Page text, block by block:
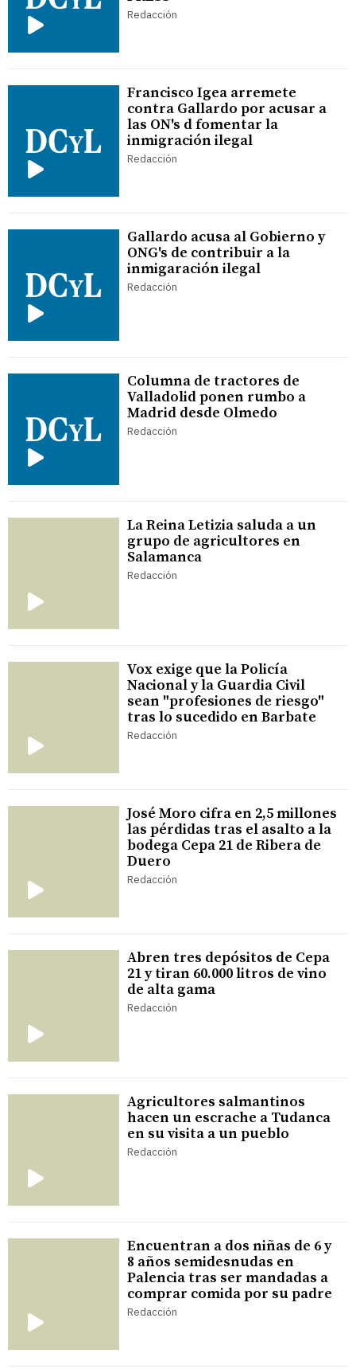
Redacción
Francisco Igea arremete
contra Gallardo por acusar a
las ON's d fomentar la
inmigración ilegal
Redacción
Gallardo acusa al Gobierno y
ONG's de contribuir a la
inmigaración ilegal
Redacción
Columna de tractores de
Valladolid ponen rumbo a
Madrid desde Olmedo
Redacción
La Reina Letizia saluda a un
grupo de agricultores en
Salamanca
Redacción
Vox exige que la Policía
Nacional y la Guardia Civil
sean "profesiones de riesgo"
tras lo sucedido en Barbate
Redacción
José Moro cifra en 2,5 millones
las pérdidas tras el asalto a la
bodega Cepa 21 de Ribera de
Duero
Redacción
Abren tres depósitos de Cepa
21 y tiran 60.000 litros de vino
de alta gama
Redacción
Agricultores salmantinos
hacen un escrache a Tudanca
en su visita a un pueblo
Redacción
Encuentran a dos niñas de 6 y
8 años semidesnudas en
Palencia tras ser mandadas a
comprar comida por su padre
Redacción